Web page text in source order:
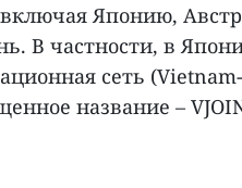
Японию,
В частности, в
сеть
название –